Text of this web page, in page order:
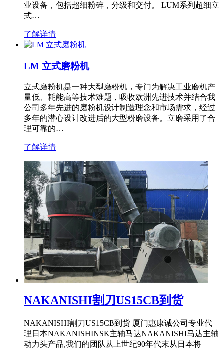
业设备，包括超细粉碎，分级和交付。 LUM系列超细立
式…
了解详情
LM 立式磨粉机
立式磨粉机是一种大型磨粉机，专门为解决工业磨机产
量低、耗能高等技术难题，吸收欧洲先进技术并结合我
公司多年先进的磨粉机设计制造理念和市场需求，经过
多年的潜心设计改进后的大型粉磨设备。立磨采用了合
理可靠的…
了解详情
NAKANISHI割刀US15CB到货
NAKANISHI割刀US15CB到货 厦门惠康诚公司专业代
理日本NAKANISHINSK主轴马达NAKANISHI马达主轴
动力头产品,我们的团队从上世纪90年代末从日本将